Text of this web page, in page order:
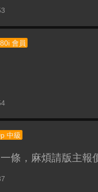
會員
中級
條，麻煩請版主報